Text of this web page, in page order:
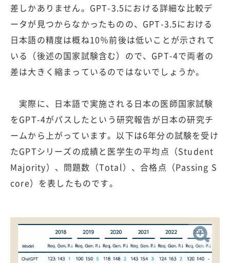
差しかありません。GPT-3.5における詳細な比較デ
ータが見つからなかったものの、GPT-3.5における
日本語の精度は概ね10％前後は低いことが示されて
いる（後述の国家試験含む）ので、GPT-4で両者の
差は大きく縮まっているのではないでしょうか。
実際に、日本語で実施される日本の医師国家試験
をGPT-4がパスしたという研究報告が日本の研究チ
ームから上がっています。以下は6年分の試験を受け
たGPTシリーズの成績と医学生の平均点（Student
Majority）、問題数（Total）、合格点（Passing S
core）を表したものです。